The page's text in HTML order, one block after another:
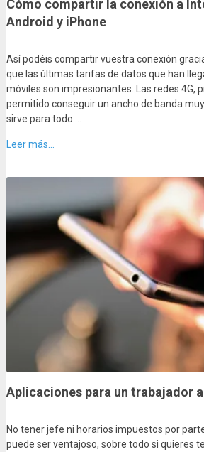
Cómo compartir la conexión a
Android y iPhone
Así podéis compartir vuestra conexión
que las últimas tarifas de datos que han
móviles son impresionantes. Las redes 4G,
permitido conseguir un ancho de banda
sirve para todo …
Leer más...
Aplicaciones para un trabajador
No tener jefe ni horarios impuestos por
puede ser ventajoso, sobre todo si quieres